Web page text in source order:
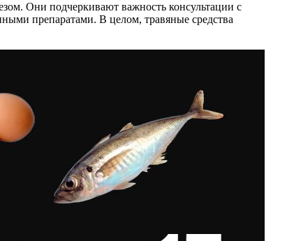
Они подчеркивают важность консультации с
препаратами. В целом, травяные средства